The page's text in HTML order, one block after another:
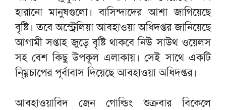
হারানো মানুষগুলো। বাসিন্দাদের আশা জাগিয়েছে
বৃষ্টি। তবে অস্ট্রেলিয়া আবহাওয়া অধিদপ্তর জানিয়েছে
আগামী সপ্তাহ জুড়ে বৃষ্টি থাকবে নিউ সাউথ ওয়েলস
সহ বেশ কিছু উপকূল এলাকায়। সেই সাথে একটি
নি্ম্নচাপের পূর্বাবাস দিয়েছে আবহাওয়া অধিদপ্তর।
আবহাওয়াবিদ জেন গোল্ডিং শুক্রবার বিকেলে